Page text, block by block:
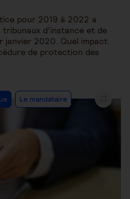
pour 2019 à 2022 a
d’instance et de
janvier 2020. Quel impact
de protection des
Le mandataire